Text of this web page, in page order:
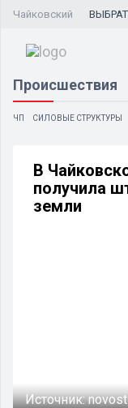
Чайковский
Происшествия
ЧП СИЛОВЫЕ СТРУКТУРЫ
В
получила
земли
Источник: